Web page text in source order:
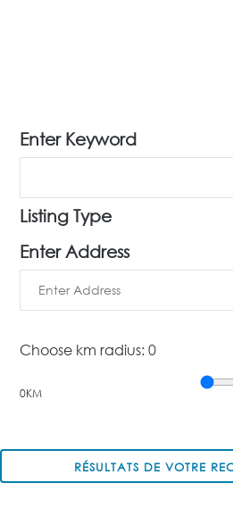
Enter Keyword
Listing Type
Enter Address
Choose km radius:0
0KM
RÉSULTATS DE VOTRE